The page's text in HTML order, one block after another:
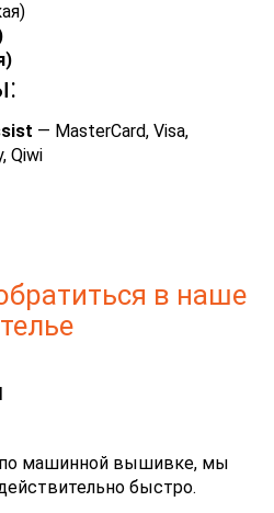
— MasterCard, Visa,
Qiwi
в наше
по машинной вышивке, мы
быстро.